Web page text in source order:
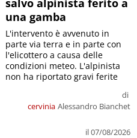
salvo alpinista ferito a
una gamba
cervinia
di
Alessandro Bianchet
il 07/08/2026
L'intervento è avvenuto in
parte via terra e in parte con
l'elicottero a causa delle
condizioni meteo. L'alpinista
non ha riportato gravi ferite